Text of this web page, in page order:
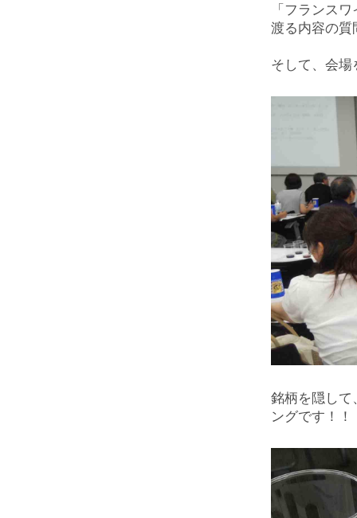
「フランス
渡る内容の質
そして、会
銘柄を隠して
ングです！！